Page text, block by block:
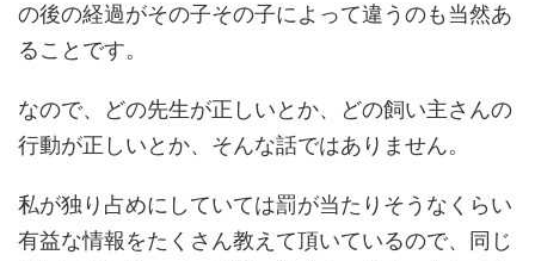
の後の経過がその子その子によって違うのも当然あ
ることです。
なので、どの先生が正しいとか、どの飼い主さんの
行動が正しいとか、そんな話ではありません。
私が独り占めにしていては罰が当たりそうなくらい
有益な情報をたくさん教えて頂いているので、同じ